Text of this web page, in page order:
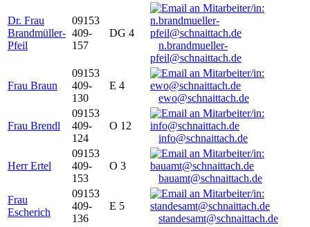
Dr. Frau
Brandmüller-
Pfeil
09153
409-
157
DG 4
n.brandmueller-
pfeil@schnaittach.de
Frau Braun
09153
409-
130
E 4
ewo@schnaittach.de
Frau Brendl
09153
409-
124
O 12
info@schnaittach.de
Herr Ertel
09153
409-
153
O 3
bauamt@schnaittach.de
Frau
Escherich
09153
409-
136
E 5
standesamt@schnaittach.de